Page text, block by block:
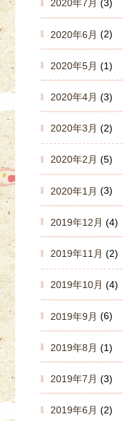
2020年7月 (3)
2020年6月 (2)
2020年5月 (1)
2020年4月 (3)
2020年3月 (2)
2020年2月 (5)
2020年1月 (3)
2019年12月 (4)
2019年11月 (2)
2019年10月 (4)
2019年9月 (6)
2019年8月 (1)
2019年7月 (3)
2019年6月 (2)